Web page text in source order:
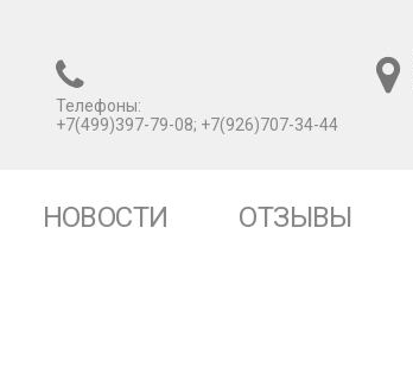
Телефоны:
+7(499)397-79-08; +7(926)707-34-44
НОВОСТИ ОТЗЫВЫ